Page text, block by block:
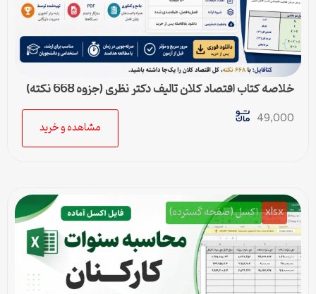
خلاصه کتاب اقتصاد کلان تالیف دکتر نظری (جزوه 668 نکته)
49,000
مشاهده و خرید
xlsx اکسل (صفحه گسترده)